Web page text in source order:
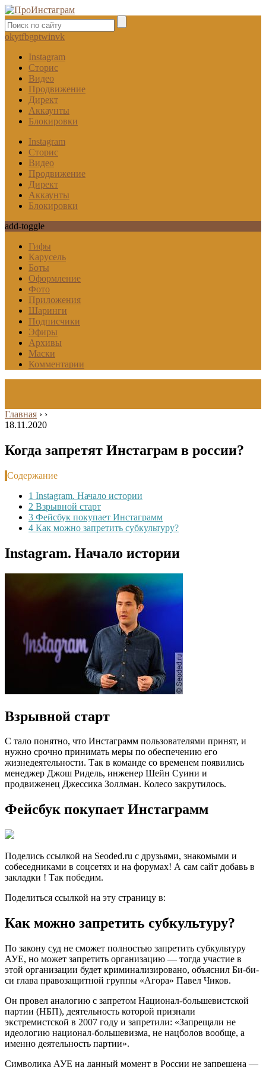
okytfbgptwinvk
Instagram
Сторис
Видео
Продвижение
Директ
Аккаунты
Блокировки
Instagram
Сторис
Видео
Продвижение
Директ
Аккаунты
Блокировки
add-toggle
Гифы
Карусель
Боты
Оформление
Фото
Приложения
Шаринги
Подписчики
Эфиры
Архивы
Маски
Комментарии
Главная › ›
18.11.2020
Когда запретят Инстаграм в россии?
Содержание
1 Instagram. Начало истории
2 Взрывной старт
3 Фейсбук покупает Инстаграмм
4 Как можно запретить субкультуру?
Instagram. Начало истории
Взрывной старт
С тало понятно, что Инстаграмм пользователями принят, и
нужно срочно принимать меры по обеспечению его
жизнедеятельности. Так в команде со временем появились
менеджер Джош Ридель, инженер Шейн Суини и
продвиженец Джессика Золлман. Колесо закрутилось.
Фейсбук покупает Инстаграмм
Поделись ссылкой на Seoded.ru с друзьями, знакомыми и
собеседниками в соцсетях и на форумах! А сам сайт добавь в
закладки ! Так победим.
Поделиться ссылкой на эту страницу в:
Как можно запретить субкультуру?
По закону суд не сможет полностью запретить субкультуру
АУЕ, но может запретить организацию — тогда участие в
этой организации будет криминализировано, объяснил Би-би-
си глава правозащитной группы «Агора» Павел Чиков.
Он провел аналогию с запретом Национал-большевистской
партии (НБП), деятельность которой признали
экстремистской в 2007 году и запретили: «Запрещали не
идеологию национал-большевизма, не нацболов вообще, а
именно деятельность партии».
Символика АУЕ на данный момент в России не запрещена —